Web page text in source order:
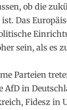
ob die
Das
sein, als es
Parteien
in
Fidesz in